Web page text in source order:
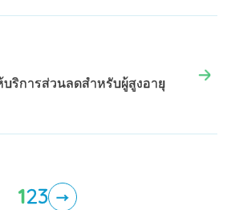
ริการส่วนลดสำหรับผู้สูงอายุ
123 →